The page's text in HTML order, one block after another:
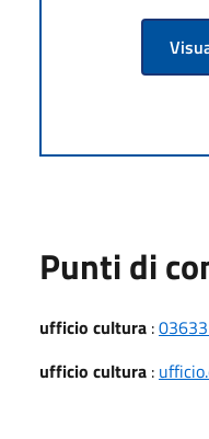
Punti di
ufficio cultura :
ufficio cultura :